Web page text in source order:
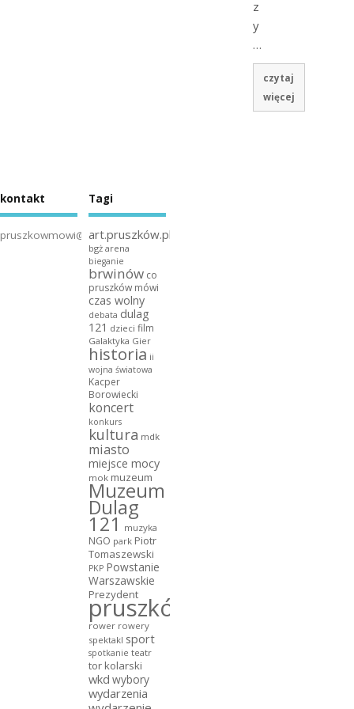
z
y
…
czytaj
więcej
kontakt
pruszkowmowi@gmail.com
Tagi
art.pruszków.pl
bgż arena
bieganie
brwinów co
pruszków mówi
czas wolny
debata dulag
121 dzieci film
Galaktyka Gier
historia ii
wojna światowa
Kacper
Borowiecki
koncert
konkurs
kultura mdk
miasto
miejsce mocy
mok muzeum
Muzeum
Dulag
121 muzyka
NGO park Piotr
Tomaszewski
PKP Powstanie
Warszawskie
Prezydent
pruszków
rower rowery
spektakl sport
spotkanie teatr
tor kolarski
wkd wybory
wydarzenia